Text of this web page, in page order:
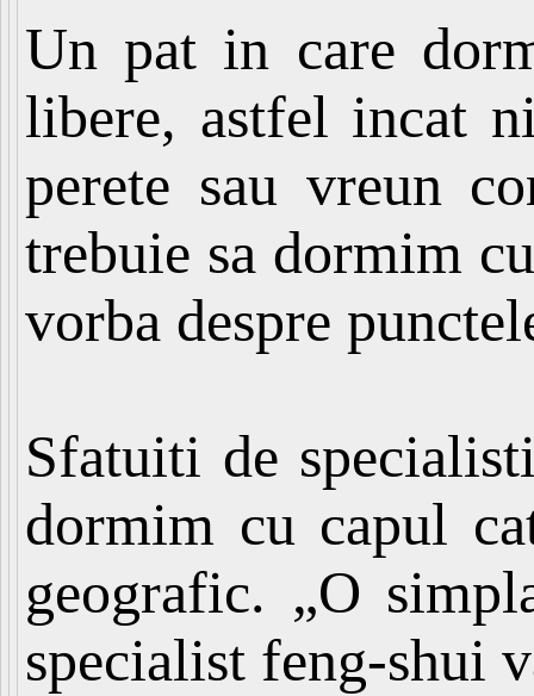
Un pat in care
libere, astfel incat
perete sau vreun
trebuie sa dormim
vorba despre
Sfatuiti de
dormim cu capul
geografic. „O
specialist feng-shui